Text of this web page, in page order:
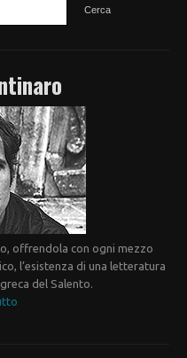
offrendola con ogni mezzo
l’esistenza di una letteratura
del Salento.